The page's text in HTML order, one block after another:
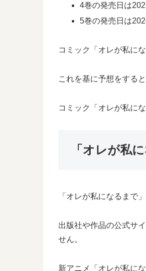
4巻の発売日は
5巻の発売日は
コミック「オレが私に
これを基に予想をする
コミック「オレが私に
「オレが私
「オレが私になるまで
出版社や作品の公式サ
せん。
新アニメ「オレが私に